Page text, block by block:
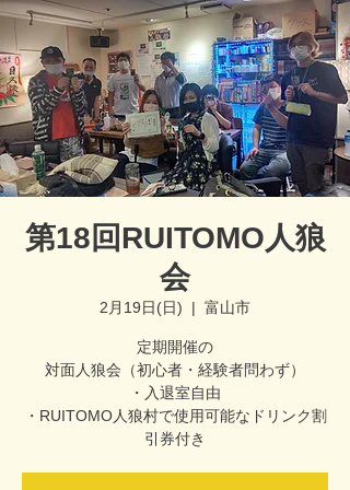
第18回RUITOMO人狼
会
2月19日(日)
  |
富山市
定期開催の
対面人狼会（初心者・経験者問わず）
・入退室自由
・RUITOMO人狼村で使用可能なドリンク割
引券付き